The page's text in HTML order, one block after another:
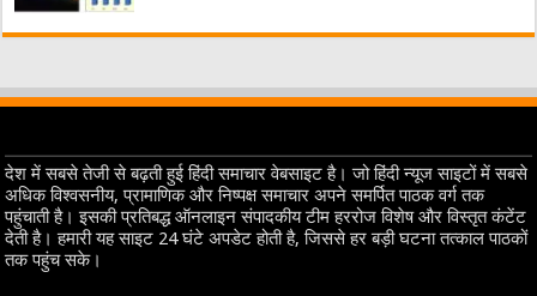
देश में सबसे तेजी से बढ़ती हुई हिंदी समाचार वेबसाइट है। जो हिंदी न्यूज साइटों में सबसे
अधिक विश्वसनीय, प्रामाणिक और निष्पक्ष समाचार अपने समर्पित पाठक वर्ग तक
पहुंचाती है। इसकी प्रतिबद्ध ऑनलाइन संपादकीय टीम हररोज विशेष और विस्तृत कंटेंट
देती है। हमारी यह साइट 24 घंटे अपडेट होती है, जिससे हर बड़ी घटना तत्काल पाठकों
तक पहुंच सके।